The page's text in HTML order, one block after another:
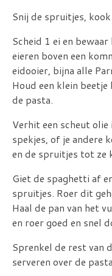
Snij de spruitjes,
Scheid 1 ei en
eieren boven een
eidooier, bijna alle
Houd een klein
de pasta.
Verhit een scheut olie
spekjes, of je andere
en de spruitjes tot ze
Giet de spaghetti af
spruitjes. Roer dit
Haal de pan van het
en roer goed en snel
Sprenkel de rest van
serveren over de